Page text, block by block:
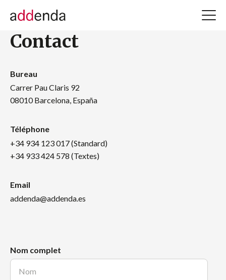
Contact
Bureau
Carrer Pau Claris 92
08010 Barcelona, España
Téléphone
+34 934 123 017 (Standard)
+34 933 424 578 (Textes)
Email
addenda@addenda.es
Nom complet